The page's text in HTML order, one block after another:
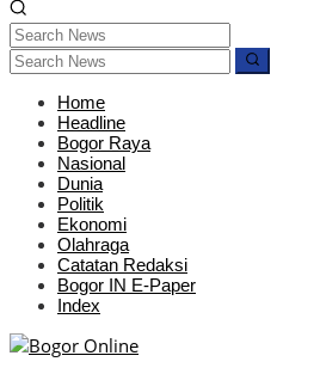
Home
Headline
Bogor Raya
Nasional
Dunia
Politik
Ekonomi
Olahraga
Catatan Redaksi
Bogor IN E-Paper
Index